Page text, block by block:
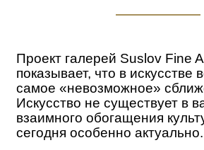
Проект галерей Suslov Fine
показывает, что в искусстве
самое «невозможное»
Искусство не существует в
взаимного обогащения
сегодня особенно актуально.